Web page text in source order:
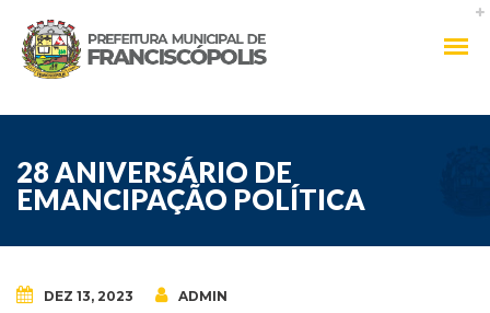
28 ANIVERSÁRIO DE
EMANCIPAÇÃO POLÍTICA
DEZ 13, 2023 ADMIN